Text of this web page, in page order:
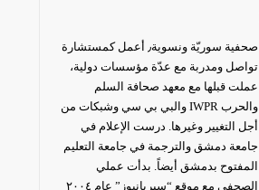
صحفية سوريّة ونسوية٫ أعمل كمستشارة
تواصل ومدربة مع عدّة مؤسسات دولية،
عملت قبلها مع معهد صحافة السلم
والحرب IWPR والبي بي سي وشبكات من
أجل التغيير وغيرها. درست الإعلام في
جامعة دمشق والترجمة في جامعة التعليم
المفتوح بدمشق أيضاً. بدأت عملي
الصحفي مع موقع “سيريانيوز” عام ٢٠٠٤